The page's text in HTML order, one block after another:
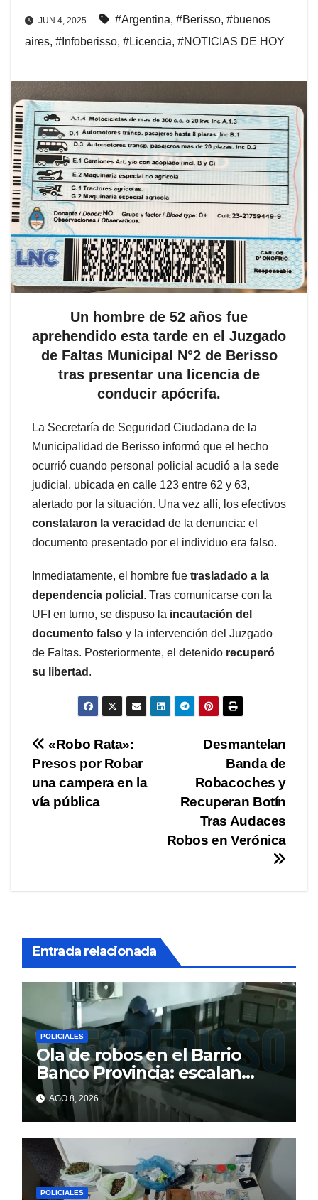
JUN 4, 2025 #Argentina, #Berisso, #buenos
aires, #Infoberisso, #Licencia, #NOTICIAS DE HOY
Un hombre de 52 años fue
aprehendido esta tarde en el Juzgado
de Faltas Municipal N°2 de Berisso
tras presentar una licencia de
conducir apócrifa.
La Secretaría de Seguridad Ciudadana de la
Municipalidad de Berisso informó que el hecho
ocurrió cuando personal policial acudió a la sede
judicial, ubicada en calle 123 entre 62 y 63,
alertado por la situación. Una vez allí, los efectivos
constataron la veracidad de la denuncia: el
documento presentado por el individuo era falso.
Inmediatamente, el hombre fue trasladado a la
dependencia policial . Tras comunicarse con la
UFI en turno, se dispuso la incautación del
documento falso y la intervención del Juzgado
de Faltas. Posteriormente, el detenido recuperó
su libertad .
Navegación
de
entradas
Desmantelan
Banda de
Robacoches y
Recuperan Botín
Tras Audaces
Robos en Verónica
«Robo Rata»:
Presos por Robar
una campera en la
vía pública
Entrada relacionada
POLICIALES
Ola de robos en el Barrio
Banco Provincia: escalan
paredes en la noche y nadie
responde
AGO 8, 2026
POLICIALES